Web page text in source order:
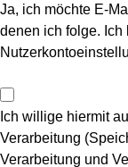
Ja, ich möchte E-
denen ich folge. Ich
Ich willige hiermit
Verarbeitung
Verarbeitung und